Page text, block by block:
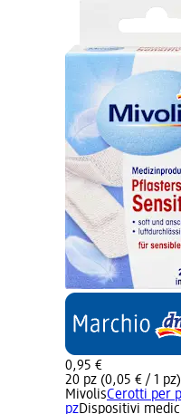
0,95 €
20 pz (0,05 € / 1 pz)
MivolisCerotti per
pzDispositivi